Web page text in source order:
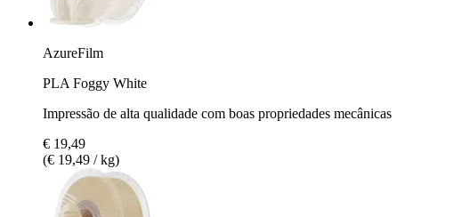
AzureFilm
PLA Foggy White
Impressão de alta qualidade com boas propriedades mecânicas
€ 19,49
(€ 19,49 / kg)